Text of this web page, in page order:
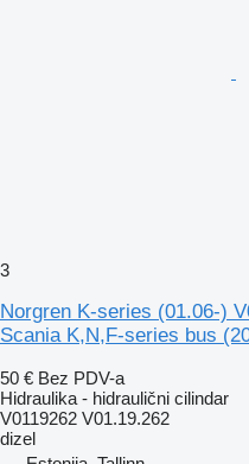
3
Norgren K-series (01.06-)
Scania K,N,F-series bus
50 € Bez PDV-a
Hidraulika - hidraulični cilindar
V0119262 V01.19.262
dizel